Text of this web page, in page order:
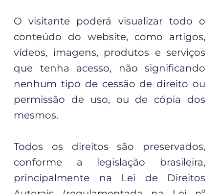
O visitante poderá visualizar todo o
conteúdo do website, como artigos,
vídeos, imagens, produtos e serviços
que tenha acesso, não significando
nenhum tipo de cessão de direito ou
permissão de uso, ou de cópia dos
mesmos.
Todos os direitos são preservados,
conforme a legislação brasileira,
principalmente na Lei de Direitos